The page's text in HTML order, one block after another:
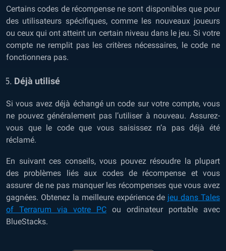
Certains codes de récompense ne sont disponibles que pour
des utilisateurs spécifiques, comme les nouveaux joueurs
ou ceux qui ont atteint un certain niveau dans le jeu. Si votre
compte ne remplit pas les critères nécessaires, le code ne
fonctionnera pas.
Déjà utilisé
Si vous avez déjà échangé un code sur votre compte, vous
ne pouvez généralement pas l’utiliser à nouveau. Assurez-
vous que le code que vous saisissez n’a pas déjà été
réclamé.
En suivant ces conseils, vous pouvez résoudre la plupart
des problèmes liés aux codes de récompense et vous
assurer de ne pas manquer les récompenses que vous avez
gagnées. Obtenez la meilleure expérience de jeu dans Tales
of Terrarum via votre PC ou ordinateur portable avec
BlueStacks.